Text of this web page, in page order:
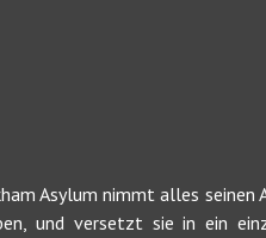
Asylum nimmt alles seinen
und versetzt sie in ein